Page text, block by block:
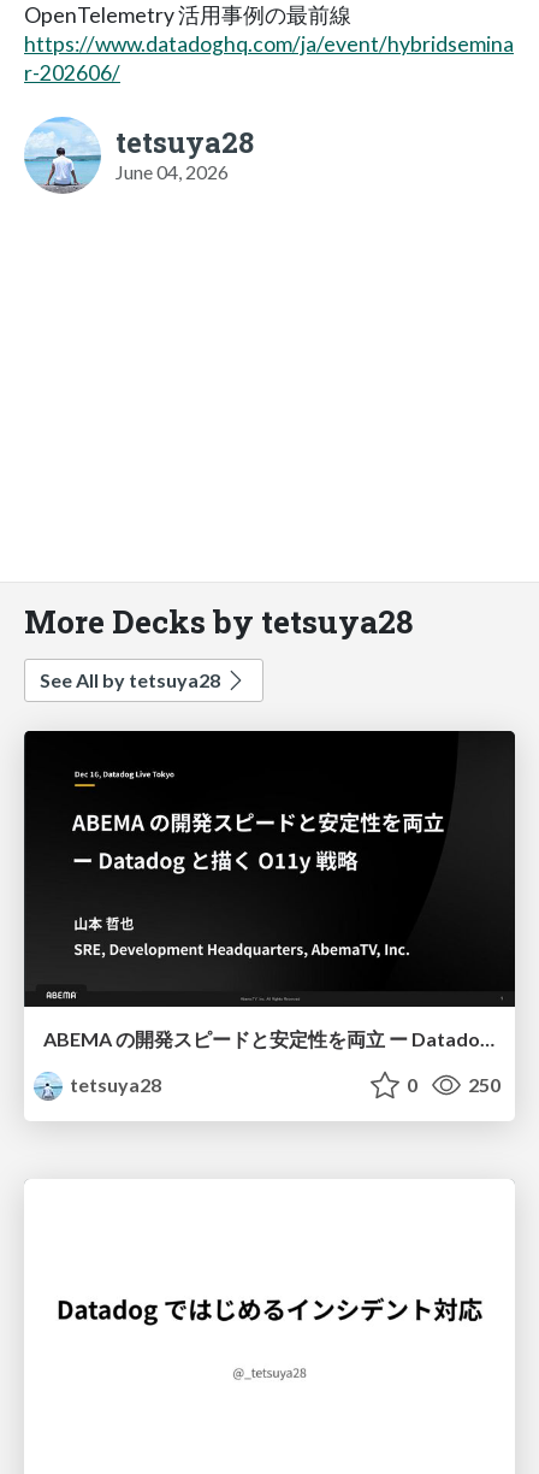
OpenTelemetry 活用事例の最前線
https://www.datadoghq.com/ja/event/hybridsemina
r-202606/
tetsuya28
June 04, 2026
More Decks by tetsuya28
See All by tetsuya28
ABEMA の開発スピードと安定性を両立 ー Datadog と描く O11y 戦略
tetsuya28
0 250